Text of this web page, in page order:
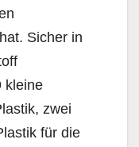
Sicher in
kleine
zwei
für die